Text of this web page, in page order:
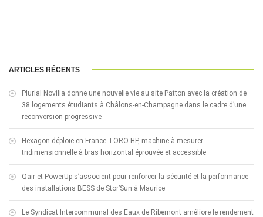
ARTICLES RÉCENTS
Plurial Novilia donne une nouvelle vie au site Patton avec la création de
38 logements étudiants à Châlons-en-Champagne dans le cadre d’une
reconversion progressive
Hexagon déploie en France TORO HP, machine à mesurer
tridimensionnelle à bras horizontal éprouvée et accessible
Qair et PowerUp s’associent pour renforcer la sécurité et la performance
des installations BESS de Stor’Sun à Maurice
Le Syndicat Intercommunal des Eaux de Ribemont améliore le rendement